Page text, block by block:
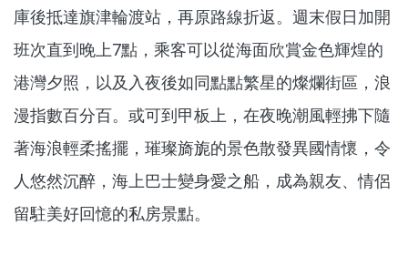
庫後抵達旗津輪渡站，再原路線折返。週末假日加開
班次直到晚上7點，乘客可以從海面欣賞金色輝煌的
港灣夕照，以及入夜後如同點點繁星的燦爛街區，浪
漫指數百分百。或可到甲板上，在夜晚潮風輕拂下隨
著海浪輕柔搖擺，璀璨旖旎的景色散發異國情懷，令
人悠然沉醉，海上巴士變身愛之船，成為親友、情侶
留駐美好回憶的私房景點。